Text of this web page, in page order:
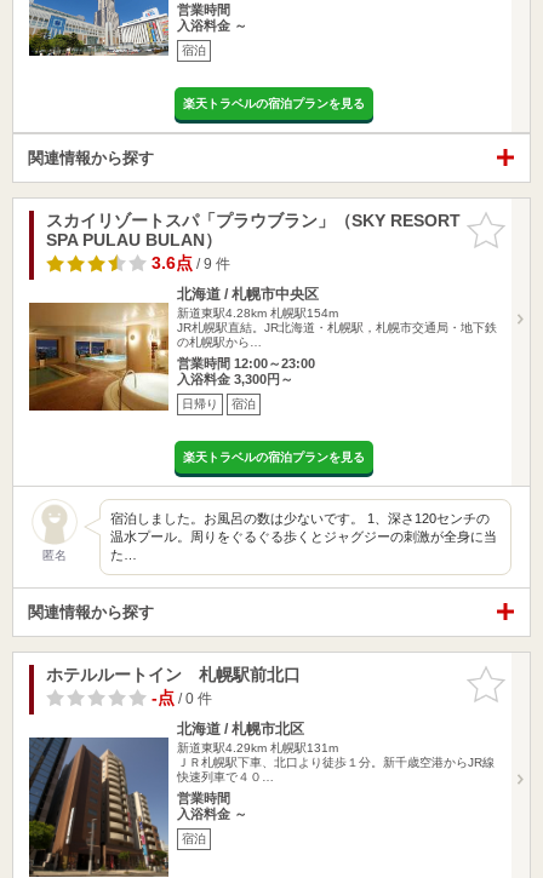
営業時間
入浴料金 ～
宿泊
楽天トラベルの宿泊プランを見る
関連情報から探す
お気に入
りに追加
スカイリゾートスパ「プラウブラン」（SKY RESORT
SPA PULAU BULAN）
3.6点/ 9 件
北海道 / 札幌市中央区
新道東駅4.28km 札幌駅154m
JR札幌駅直結。JR北海道・札幌駅，札幌市交通局・地下鉄
の札幌駅から…
営業時間 12:00～23:00
入浴料金 3,300円～
日帰り 宿泊
楽天トラベルの宿泊プランを見る
匿名
宿泊しました。お風呂の数は少ないです。 1、深さ120センチの
温水プール。周りをぐるぐる歩くとジャグジーの刺激が全身に当
た…
関連情報から探す
お気に入
りに追加
ホテルルートイン 札幌駅前北口
-点/ 0 件
北海道 / 札幌市北区
新道東駅4.29km 札幌駅131m
ＪＲ札幌駅下車、北口より徒歩１分。新千歳空港からJR線
快速列車で４０…
営業時間
入浴料金 ～
宿泊